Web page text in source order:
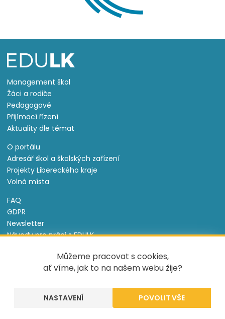
Můžeme pracovat s cookies,
ať víme, jak to na našem webu žije?
NASTAVENÍ
Management škol
Žáci a rodiče
Pedagogové
Přijímací řízení
Aktuality dle témat
O portálu
Adresář škol a školských zařízení
Projekty Libereckého kraje
Volná místa
FAQ
GDPR
Newsletter
Návody pro práci s EDULK
Nastavení cookies
Informace o souborech cookie
Tento projekt je spolufinancován Evropským sociálním
fondem a státním rozpočtem České republiky.